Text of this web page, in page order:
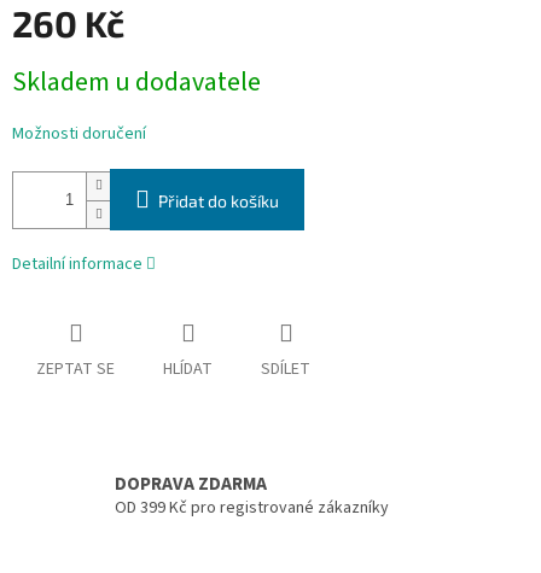
260 Kč
cena:
Skladem u dodavatele
Možnosti doručení
Přidat do košíku
Detailní informace
ZEPTAT SE HLÍDAT SDÍLET
DOPRAVA ZDARMA
OD 399 Kč pro registrované zákazníky